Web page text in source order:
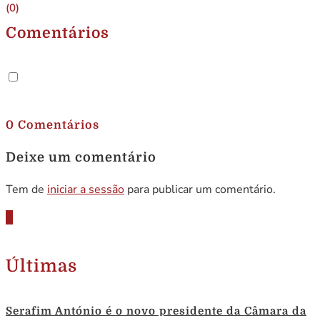
(0)
Comentários
0 Comentários
Deixe um comentário
Tem de iniciar a sessão para publicar um comentário.
Últimas
Serafim António é o novo presidente da Câmara da